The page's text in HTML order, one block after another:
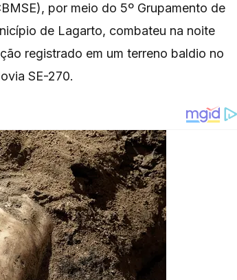
por meio do 5º Grupamento de
de Lagarto, combateu na noite
registrado em um terreno baldio no
SE-270.